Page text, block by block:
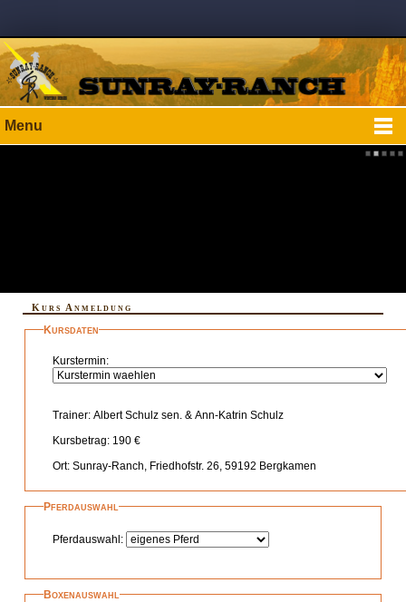
Menu
Kurs Anmeldung
Kursdaten
Kurstermin
Trainer Albert Schulz sen. & Ann-Katrin Schulz
Kursbetrag 190 €
Ort Sunray-Ranch, Friedhofstr. 26, 59192 Bergkamen
Pferdauswahl
Pferdauswahl
Boxenauswahl